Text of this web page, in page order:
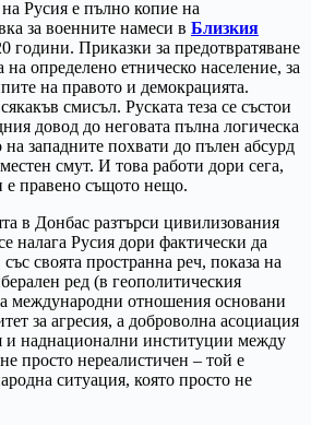
Русия е пълно копие на
за военните намеси в Близкия
години. Приказки за предотвратяване
определено етническо население, за
на правото и демокрацията.
смисъл. Руската теза се състои
довод до неговата пълна логическа
западните похвати до пълен абсурд
смут. И това работи дори сега,
е правено същото нещо.
в Донбас разтърси цивилизования
налага Русия дори фактически да
своята пространна реч, показа на
ред (в геополитическия
международни отношения основани
за агресия, а доброволна асоциация
и наднационални институции между
просто нереалистичен – той е
ситуация, която просто не